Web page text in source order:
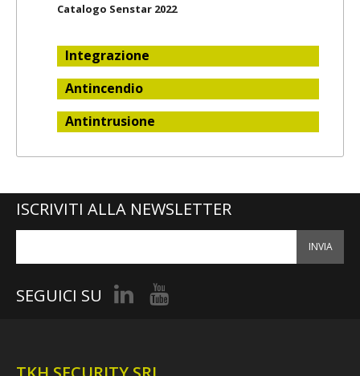
Catalogo Senstar 2022
Integrazione
Antincendio
Antintrusione
ISCRIVITI ALLA NEWSLETTER
INVIA
SEGUICI SU